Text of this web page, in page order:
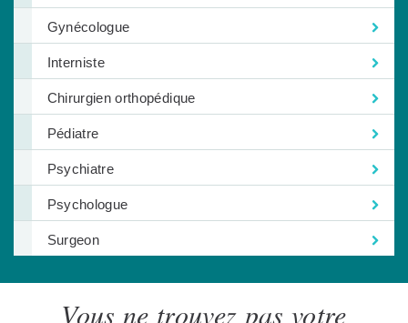
Gynécologue
Interniste
Chirurgien orthopédique
Pédiatre
Psychiatre
Psychologue
Surgeon
Vous ne trouvez pas votre